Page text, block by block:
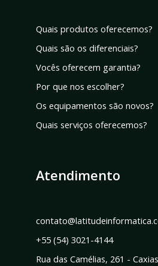
Quais produtos oferecemos?
Quais são os diferenciais?
Vocês oferecem garantia?
Por que nos escolher?
Os equipamentos são novos?
Quais serviços oferecemos?
Atendimento
+55 (54) 3021-4144
Rua das Camélias, 261 -